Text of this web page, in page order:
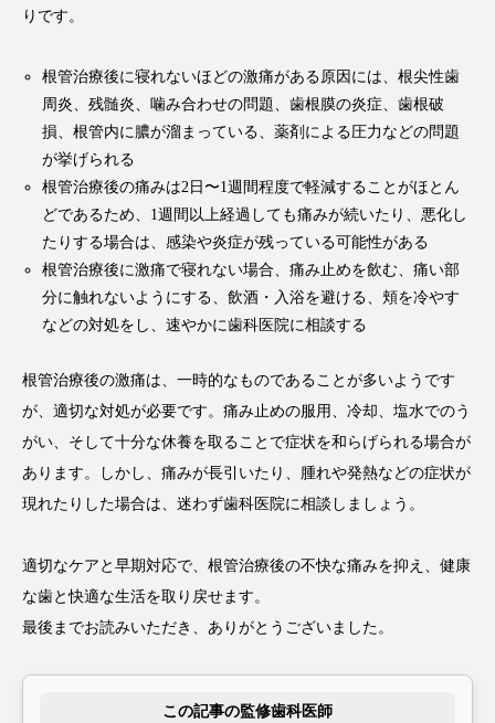
りです。
根管治療後に寝れないほどの激痛がある原因には、根尖性歯
周炎、残髄炎、噛み合わせの問題、歯根膜の炎症、歯根破
損、根管内に膿が溜まっている、薬剤による圧力などの問題
が挙げられる
根管治療後の痛みは2日〜1週間程度で軽減することがほとん
どであるため、1週間以上経過しても痛みが続いたり、悪化し
たりする場合は、感染や炎症が残っている可能性がある
根管治療後に激痛で寝れない場合、痛み止めを飲む、痛い部
分に触れないようにする、飲酒・入浴を避ける、頬を冷やす
などの対処をし、速やかに歯科医院に相談する
根管治療後の激痛は、一時的なものであることが多いようです
が、適切な対処が必要です。痛み止めの服用、冷却、塩水でのう
がい、そして十分な休養を取ることで症状を和らげられる場合が
あります。しかし、痛みが長引いたり、腫れや発熱などの症状が
現れたりした場合は、迷わず歯科医院に相談しましょう。
適切なケアと早期対応で、根管治療後の不快な痛みを抑え、健康
な歯と快適な生活を取り戻せます。
最後までお読みいただき、ありがとうございました。
この記事の監修歯科医師